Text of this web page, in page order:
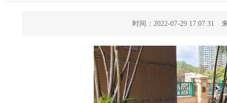
时间：2022-07-29 17:07:31